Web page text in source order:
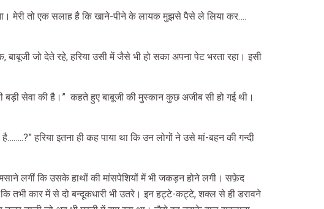
मेरी तो एक सलाह है कि खाने-पीने के लायक मुझसे पैसे ले लिया कर….
जो देते रहे, हरिया उसी में जैसे भी हो सका अपना पेट भरता रहा। इसी
बड़ी सेवा की है।” कहते हुए बाबूजी की मुस्कान कुछ अजीब सी हो गई थी।
हरिया इतना ही कह पाया था कि उन लोगों ने उसे मां-बहन की गन्दी
लगीं कि उसके हाथों की मांसपेशियों में भी जकड़न होने लगी। सफ़ेद
तभी कार में से दो बन्दूकधारी भी उतरे। इन हट्टे-कट्टे, शक्ल से ही डरावने